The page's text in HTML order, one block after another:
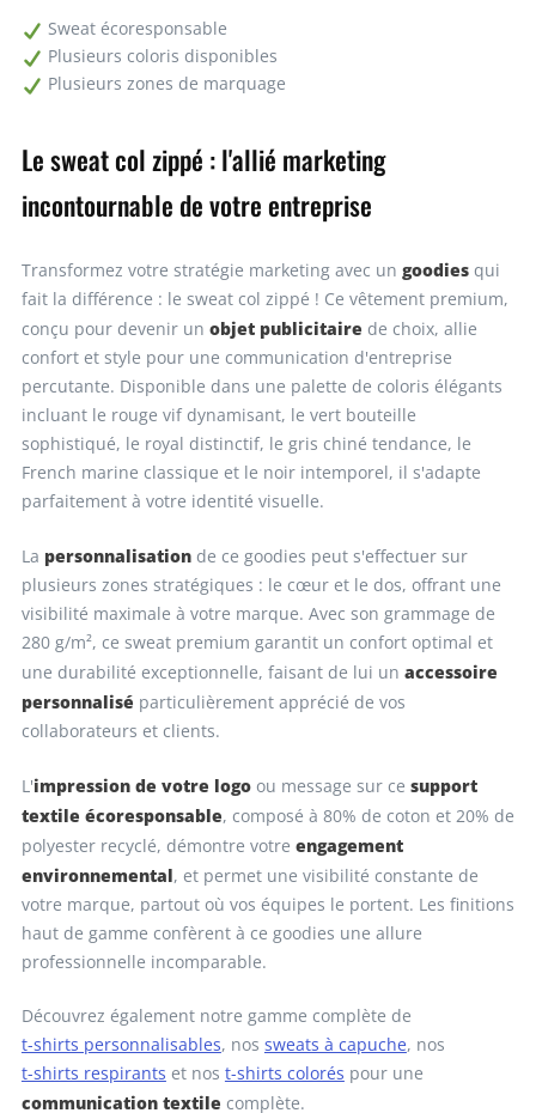
100 23,78€
Demandez un devis
Sweat écoresponsable
Plusieurs coloris disponibles
Plusieurs zones de marquage
Le sweat col zippé : l'allié marketing
incontournable de votre entreprise
Transformez votre stratégie marketing avec un goodiesqui
fait la différence : le sweat col zippé ! Ce vêtement premium,
conçu pour devenir un objet publicitaire de choix, allie
confort et style pour une communication d'entreprise
percutante. Disponible dans une palette de coloris élégants
incluant le rouge vif dynamisant, le vert bouteille
sophistiqué, le royal distinctif, le gris chiné tendance, le
French marine classique et le noir intemporel, il s'adapte
parfaitement à votre identité visuelle.
La personnalisationde ce goodies peut s'effectuer sur
plusieurs zones stratégiques : le cœur et le dos, offrant une
visibilité maximale à votre marque. Avec son grammage de
280 g/m², ce sweat premium garantit un confort optimal et
une durabilité exceptionnelle, faisant de lui un accessoire
personnalisé particulièrement apprécié de vos
collaborateurs et clients.
L'impression de votre logoou message sur ce support
textile écoresponsable, composé à 80% de coton et 20% de
polyester recyclé, démontre votre engagement
environnemental, et permet une visibilité constante de
votre marque, partout où vos équipes le portent. Les finitions
haut de gamme confèrent à ce goodies une allure
professionnelle incomparable.
Découvrez également notre gamme complète de
t-shirts personnalisables, nos sweats à capuche, nos
t-shirts respirants et nos t-shirts colorés pour une
communication textile complète.